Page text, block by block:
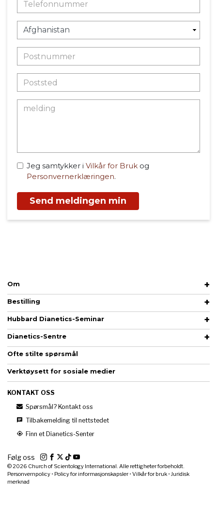
Jeg samtykker i Vilkår for Bruk og
Personvernerklæringen.
Send meldingen min
Om
Bestilling
Hubbard Dianetics-Seminar
Dianetics-Sentre
Ofte stilte spørsmål
Verktøysett for sosiale medier
KONTAKT OSS
Spørsmål? Kontakt oss
Tilbakemelding til nettstedet
Finn et Dianetics-Senter
Følg oss
© 2026 Church of Scientology International. Alle rettigheter forbeholdt.
Personvernpolicy • Policy for informasjonskapsler• Vilkår for bruk • Juridisk
merknad